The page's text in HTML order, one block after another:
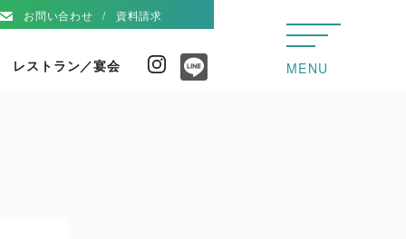
お問い合わせ 資料請求
レストラン／宴会 Instagram MENU